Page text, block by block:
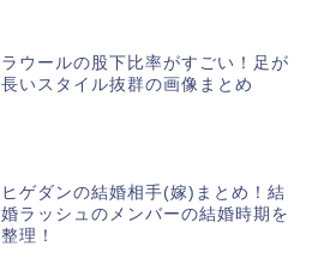
ラウールの股下比率がすごい！足が
長いスタイル抜群の画像まとめ
ヒゲダンの結婚相手(嫁)まとめ！結
婚ラッシュのメンバーの結婚時期を
整理！